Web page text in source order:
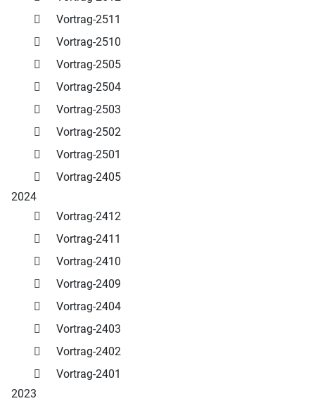
Vortrag-2511
Vortrag-2510
Vortrag-2505
Vortrag-2504
Vortrag-2503
Vortrag-2502
Vortrag-2501
Vortrag-2405
2024
Vortrag-2412
Vortrag-2411
Vortrag-2410
Vortrag-2409
Vortrag-2404
Vortrag-2403
Vortrag-2402
Vortrag-2401
2023